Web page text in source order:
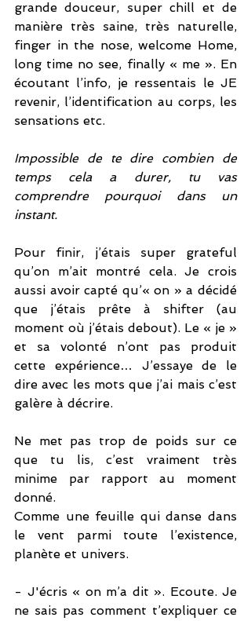
grande douceur, super chill et de
manière très saine, très naturelle,
finger in the nose, welcome Home,
long time no see, finally « me ». En
écoutant l’info, je ressentais le JE
revenir, l’identification au corps, les
sensations etc.
Impossible de te dire combien de
temps cela a durer, tu vas
comprendre pourquoi dans un
instant.
Pour finir, j’étais super grateful
qu’on m’ait montré cela. Je crois
aussi avoir capté qu’« on » a décidé
que j’étais prête à shifter (au
moment où j’étais debout). Le « je »
et sa volonté n’ont pas produit
cette expérience… J’essaye de le
dire avec les mots que j’ai mais c’est
galère à décrire.
Ne met pas trop de poids sur ce
que tu lis, c’est vraiment très
minime par rapport au moment
donné.
Comme une feuille qui danse dans
le vent parmi toute l’existence,
planète et univers.
- J'écris « on m’a dit ». Ecoute. Je
ne sais pas comment t’expliquer ce